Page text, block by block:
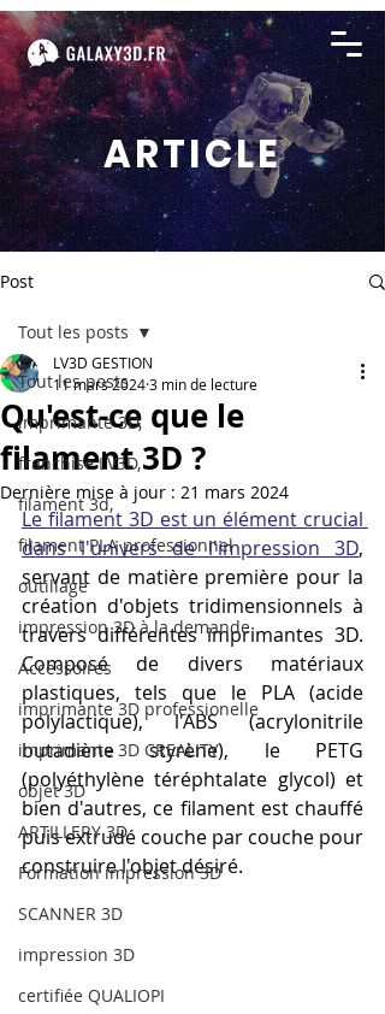
ARTICLE
Post
Tout les posts
imprimante 3D,
franchise LV3D,
filament 3d,
filament PLA professionnel
outillage
impression 3D à la demande
Accessoires
imprimante 3D professionelle
imprimante 3D CREALITY
objet 3D
ARTILLERY 3D
Formation impression 3D
SCANNER 3D
impression 3D
certifiée QUALIOPI
Tout les posts
Qu'est-ce que le
filament 3D ?
LV3D GESTION
11 mars 20243 min de lecture
Dernière mise à jour : 21 mars 2024
Le filament 3D est un élément crucial
dans l'univers de l'impression 3D,
servant de matière première pour la
création d'objets tridimensionnels à
travers différentes imprimantes 3D.
Composé de divers matériaux
plastiques, tels que le PLA (acide
polylactique), l'ABS (acrylonitrile
butadiène styrène), le PETG
(polyéthylène téréphtalate glycol) et
bien d'autres, ce filament est chauffé
puis extrudé couche par couche pour
construire l'objet désiré.